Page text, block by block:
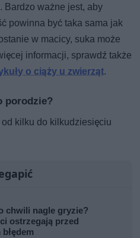
Bardzo ważne jest, aby
powinna być taka sama jak
w macicy, suka może
informacji, sprawdź także
o ciąży u zwierząt.
porodzie?
kilku do kilkudziesięciu
chwili nagle gryzie?
ostrzegają przed